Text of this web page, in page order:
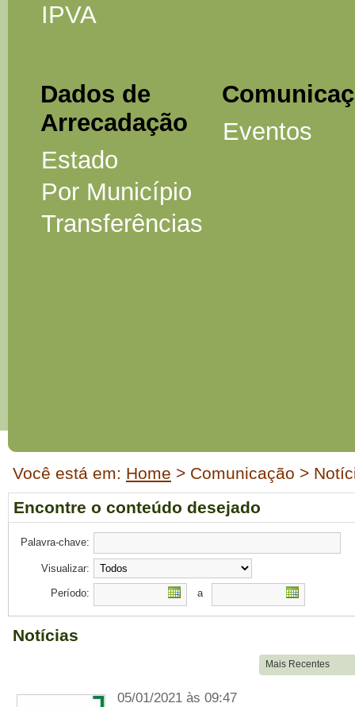
IPVA
Dados de
Arrecadação
Estado
Por Município
Transferências
Eventos
Início
do
conteúdo
Você está em: Home > Comunicação >
Encontre o conteúdo desejado
Palavra-chave:
Visualizar:
Período: a
Notícias
05/01/2021 às 09:47